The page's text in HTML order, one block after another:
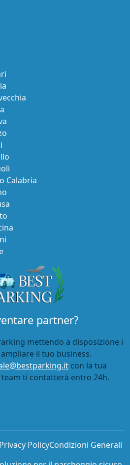
Calabria
partner?
mettendo a disposizione i
il tuo business.
con la tua
ti contatterà entro 24h.
Privacy PolicyCondizioni Generali